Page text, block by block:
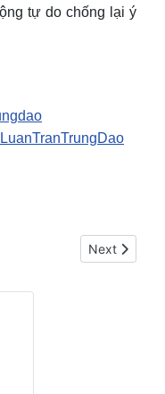
tự do chống lại ý
Next article:
Next